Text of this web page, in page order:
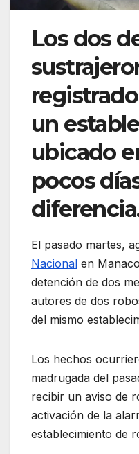
Los dos
un
ubicado
pocos
El pasado martes,
Nacional en
detención de dos
autores de dos
del mismo
Los hechos
madrugada del
recibir un aviso de
activación de la
establecimiento de